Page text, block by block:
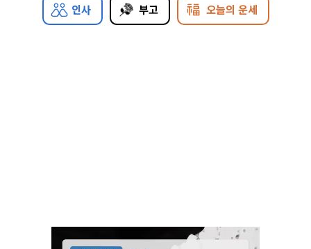
인사 부고 오늘의 운세